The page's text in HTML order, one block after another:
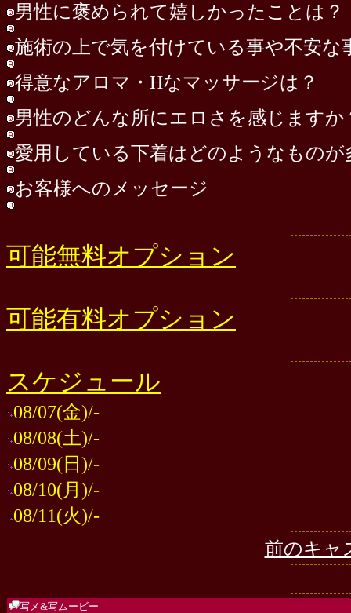
男性に褒められて嬉しかったことは？
施術の上で気を付けている事や不安な
得意なアロマ・Hなマッサージは？
男性のどんな所にエロさを感じますか
愛用している下着はどのようなものが
お客様へのメッセージ
可能無料オプション
可能有料オプション
スケジュール
08/07(金)/-
08/08(土)/-
08/09(日)/-
08/10(月)/-
08/11(火)/-
前のキャ
写メ&写ムービー